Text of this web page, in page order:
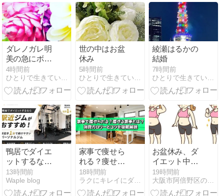
ダレノガレ明
美の急にボラ
ンティア
4時間前
世の中はお盆
休み
5時間前
綾瀬はるかの
結婚
7時間前
鴨居でダイエ
ットするなら
駅近ジムがお
すすめ！駅徒
歩1分で続け
13時間前
Waple blog
家事で痩せら
れる？痩せる
家事とは？消
費カロリーと
コツを徹底解
18時間前
お盆休み、ダ
イエット中気
をつけたい
「２つのこ
と」
19時間前
大阪市阿倍野区の漢方薬舗 長春堂ブログ